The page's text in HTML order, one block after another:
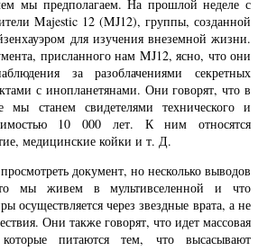
мы предполагаем. На прошлой неделе с
Majestic 12 (MJ12), группы, созданной
для изучения внеземной жизни.
присланного нам MJ12, ясно, что они
за разоблачениями секретных
с инопланетянами. Они говорят, что в
мы станем свидетелями технического и
10 000 лет. К ним относятся
медицинские койки и т. Д.
документ, но несколько выводов
мы живем в мультивселенной и что
осуществляется через звездные врата, а не
Они также говорят, что идет массовая
питаются тем, что высасывают